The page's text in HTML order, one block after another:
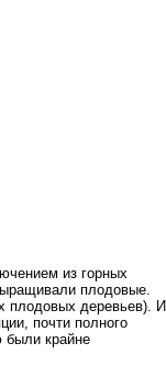
из горных
плодовые.
плодовых деревьев). И
почти полного
были крайне